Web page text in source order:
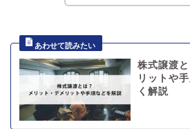
株式譲渡
リットや
く解説